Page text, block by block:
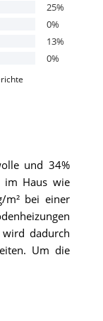
25%
0%
13%
0%
und 34%
im Haus wie
m² bei einer
dadurch
Um die